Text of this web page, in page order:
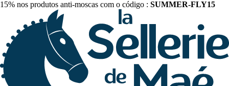
15% nos produtos anti-moscas com o código : SUMMER-FLY15